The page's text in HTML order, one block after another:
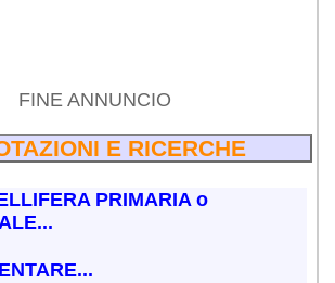
FINE ANNUNCIO
E RICERCHE
PRIMARIA o